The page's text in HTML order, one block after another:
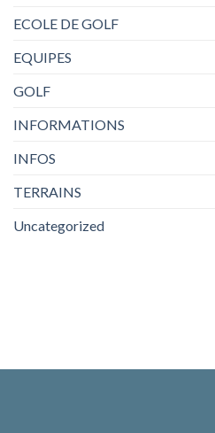
ECOLE DE GOLF
EQUIPES
GOLF
INFORMATIONS
INFOS
TERRAINS
Uncategorized